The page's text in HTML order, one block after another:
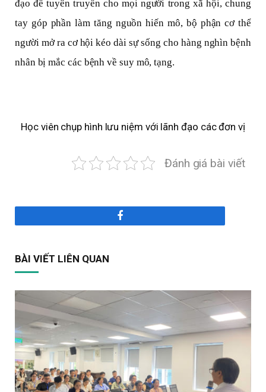
đạo để tuyên truyền cho mọi người trong xã hội, chung
tay góp phần làm tăng nguồn hiến mô, bộ phận cơ thể
người mở ra cơ hội kéo dài sự sống cho hàng nghìn bệnh
nhân bị mắc các bệnh về suy mô, tạng.
Học viên chụp hình lưu niệm với lãnh đạo các đơn vị
Đánh giá bài viết
Facebook
BÀI VIẾT LIÊN QUAN